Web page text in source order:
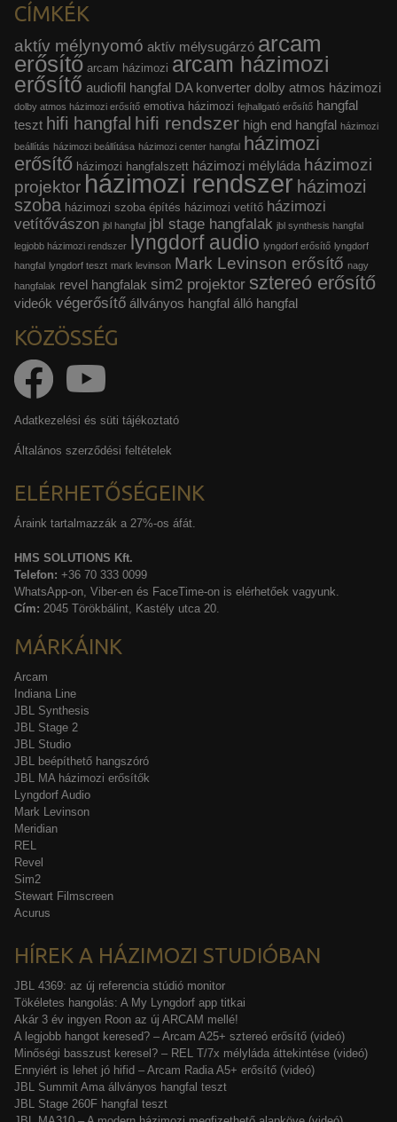
CÍMKÉK
aktív mélynyomó aktív mélysugárzó arcam
erősítő arcam házimozi arcam házimozi
erősítő audiofil hangfal DA konverter dolby atmos házimozi
dolby atmos házimozi erősítő emotiva házimozi fejhallgató erősítő hangfal
teszt hifi hangfal hifi rendszer high end hangfal házimozi
beállítás házimozi beállítása házimozi center hangfal házimozi
erősítő házimozi hangfalszett házimozi mélyláda házimozi
projektor házimozi rendszer házimozi
szoba házimozi szoba építés házimozi vetítő házimozi
vetítővászon jbl hangfal jbl stage hangfalak jbl synthesis hangfal
legjobb házimozi rendszer lyngdorf audio lyngdorf erősítő lyngdorf
hangfal lyngdorf teszt mark levinson Mark Levinson erősítő nagy
hangfalak revel hangfalak sim2 projektor sztereó erősítő
videók végerősítő állványos hangfal álló hangfal
KÖZÖSSÉG
Adatkezelési és süti tájékoztató
Általános szerződési feltételek
ELÉRHETŐSÉGEINK
Áraink tartalmazzák a 27%-os áfát.
HMS SOLUTIONS Kft.
Telefon: +36 70 333 0099
WhatsApp-on, Viber-en és FaceTime-on is elérhetőek vagyunk.
Cím: 2045 Törökbálint, Kastély utca 20.
MÁRKÁINK
Arcam
Indiana Line
JBL Synthesis
JBL Stage 2
JBL Studio
JBL beépíthető hangszóró
JBL MA házimozi erősítők
Lyngdorf Audio
Mark Levinson
Meridian
REL
Revel
Sim2
Stewart Filmscreen
Acurus
HÍREK A HÁZIMOZI STUDIÓBAN
JBL 4369: az új referencia stúdió monitor
Tökéletes hangolás: A My Lyngdorf app titkai
Akár 3 év ingyen Roon az új ARCAM mellé!
A legjobb hangot keresed? – Arcam A25+ sztereó erősítő (videó)
Minőségi basszust keresel? – REL T/7x mélyláda áttekintése (videó)
Ennyiért is lehet jó hifid – Arcam Radia A5+ erősítő (videó)
JBL Summit Ama állványos hangfal teszt
JBL Stage 260F hangfal teszt